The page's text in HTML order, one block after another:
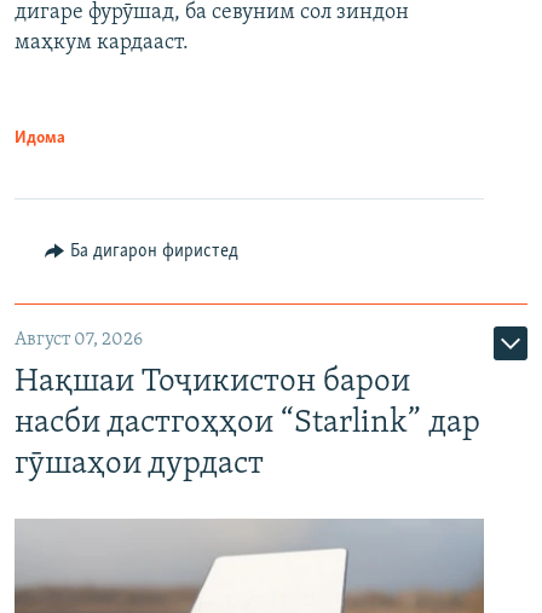
дигаре фурӯшад, ба севуним сол зиндон
маҳкум кардааст.
Идома
Ба дигарон фиристед
Август 07, 2026
Нақшаи Тоҷикистон барои
насби дастгоҳҳои “Starlink” дар
гӯшаҳои дурдаст